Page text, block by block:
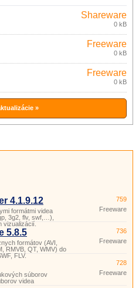
Shareware
0 kB
Freeware
0 kB
Freeware
0 kB
»
4.1.9.12
formátmi videa
3g2, flv, swf,…),
vizualizácií.
759
Freeware
5.8.5
formátov (AVI,
RMVB, QT, WMV) do
FLV.
736
Freeware
súborov
videa
728
Freeware